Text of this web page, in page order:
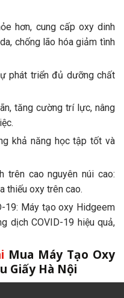
hơn, cung cấp oxy dinh
chống lão hóa giảm tình
phát triển đủ dưỡng chất
tăng cường trí lực, nâng
khả năng học tập tốt và
cao nguyên núi cao:
thiếu oxy trên cao.
19: Máy tạo oxy Hidgeem
dịch COVID-19 hiệu quả,
Mua Máy Tạo Oxy
Giấy Hà Nội